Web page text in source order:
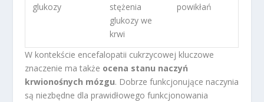
glukozy
stężenia
glukozy we
krwi
powikłań
W kontekście encefalopatii cukrzycowej kluczowe
znaczenie ma także ocena stanu naczyń
krwionośnych mózgu. Dobrze funkcjonujące naczynia
są niezbędne dla prawidłowego funkcjonowania